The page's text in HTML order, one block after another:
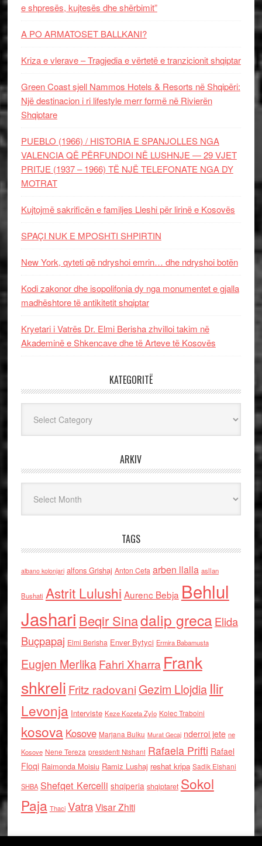
e shpresës, kujtesës dhe shërbimit”
A PO ARMATOSET BALLKANI?
Kriza e vlerave – Tragjedia e vërtetë e tranzicionit shqiptar
Green Coast sjell Nammos Hotels & Resorts në Shqipëri:
Një destinacion i ri lifestyle merr formë në Rivierën
Shqiptare
PUEBLO (1966) / HISTORIA E SPANJOLLES NGA
VALENCIA QË PËRFUNDOI NË LUSHNJE — 29 VJET
PRITJE (1937 – 1966) TË NJË TELEFONATE NGA DY
MOTRAT
Kujtojmë sakrificën e familjes Lleshi për lirinë e Kosovës
SPAÇI NUK E MPOSHTI SHPIRTIN
New York, qyteti që ndryshoi emrin… dhe ndryshoi botën
Kodi zakonor dhe isopolifonia dy nga monumentet e gjalla
madhështore të antikitetit shqiptar
Kryetari i Vatrës Dr. Elmi Berisha zhvilloi takim në
Akademinë e Shkencave dhe të Arteve të Kosovës
KATEGORITË
ARKIV
TAGS
albano kolonjari alfons Grishaj Anton Cefa arben llalla asllan
Bushati Astrit Lulushi Aurenc Bebja Behlul
Jashari Beqir Sinadalip grecaElida
Buçpapaj Elmi Berisha Enver Bytyci Ermira Babamusta
Eugjen MerlikaFahri Xharra Frank
shkreli Fritz radovaniGezim Llojdia Ilir
Levonja Interviste Keze Kozeta Zylo Kolec Traboini
kosova Kosove Marjana Bulku Murat Gecaj nderroi jete ne
Kosove Nene Tereza presidenti Nishani Rafaela Prifti Rafael
Floqi Raimonda Moisiu Ramiz Lushaj reshat kripa Sadik Elshani
SHBA Shefqet Kercelli shqiperia shqiptaret Sokol
Paja Thaci VatraVisar Zhiti